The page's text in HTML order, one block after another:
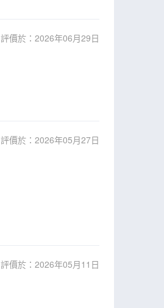
評價於：2026年06月29日
評價於：2026年05月27日
評價於：2026年05月11日